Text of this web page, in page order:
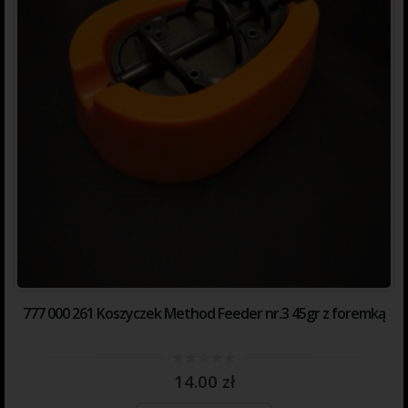
777 000 261 Koszyczek Method Feeder nr.3 45gr z foremką
out14.00 zł